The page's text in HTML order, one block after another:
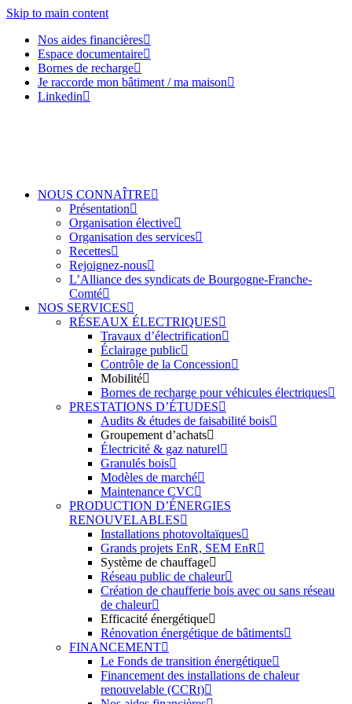
Skip to main content
Nos aides financières
Espace documentaire
Bornes de recharge
Je raccorde mon bâtiment / ma maison
Linkedin
NOUS CONNAÎTRE
Présentation
Organisation élective
Organisation des services
Recettes
Rejoignez-nous
L’Alliance des syndicats de Bourgogne-Franche-
Comté
NOS SERVICES
RÉSEAUX ÉLECTRIQUES
Travaux d’électrification
Éclairage public
Contrôle de la Concession
Mobilité
Bornes de recharge pour véhicules électriques
PRESTATIONS D’ÉTUDES
Audits & études de faisabilité bois
Groupement d’achats
Électricité & gaz naturel
Granulés bois
Modèles de marché
Maintenance CVC
PRODUCTION D’ÉNERGIES
RENOUVELABLES
Installations photovoltaïques
Grands projets EnR, SEM EnR
Système de chauffage
Réseau public de chaleur
Création de chaufferie bois avec ou sans réseau
de chaleur
Efficacité énergétique
Rénovation énergétique de bâtiments
FINANCEMENT
Le Fonds de transition énergétique
Financement des installations de chaleur
renouvelable (CCRt)